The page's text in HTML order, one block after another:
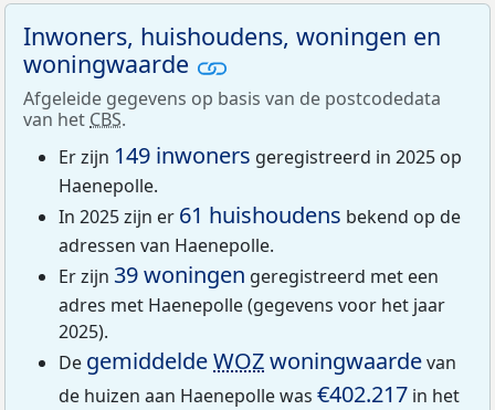
Inwoners, huishoudens, woningen en
woningwaarde
Afgeleide gegevens op basis van de postcodedata
van het CBS.
Er zijn 149 inwoners geregistreerd in 2025 op
Haenepolle.
In 2025 zijn er 61 huishoudens bekend op de
adressen van Haenepolle.
Er zijn 39 woningen geregistreerd met een
adres met Haenepolle (gegevens voor het jaar
2025).
De gemiddeldeWOZwoningwaardevan
de huizen aan Haenepolle was €402.217 in het